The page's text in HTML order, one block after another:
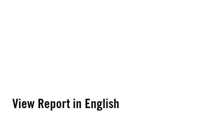
View Report in English